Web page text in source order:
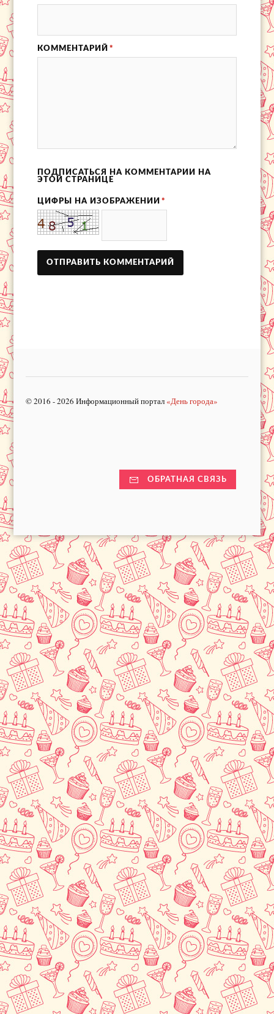
КОММЕНТАРИЙ *
ПОДПИСАТЬСЯ НА КОММЕНТАРИИ НА
ЭТОЙ СТРАНИЦЕ
ЦИФРЫ НА ИЗОБРАЖЕНИИ *
© 2016 - 2026 Информационный портал «День города»
ОБРАТНАЯ СВЯЗЬ